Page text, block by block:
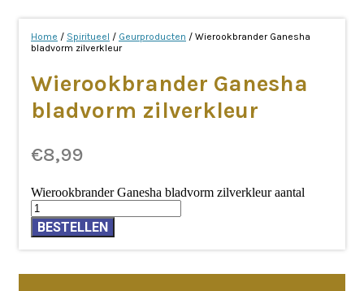
Home / Spiritueel / Geurproducten / Wierookbrander Ganesha
bladvorm zilverkleur
Wierookbrander Ganesha
bladvorm zilverkleur
€8,99
Wierookbrander Ganesha bladvorm zilverkleur aantal
BESTELLEN